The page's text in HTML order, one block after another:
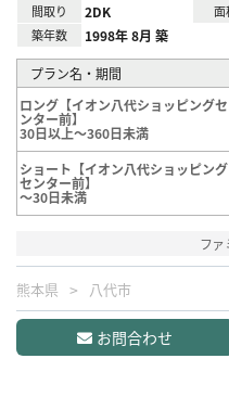
間取り 2DK 面
築年数 1998年 8月 築
プラン名・期間
ロング【イオン八代ショッピングセ
ンター前】
30日以上～360日未満
ショート【イオン八代ショッピング
センター前】
～30日未満
ファ
熊本県 八代市
お問合わせ